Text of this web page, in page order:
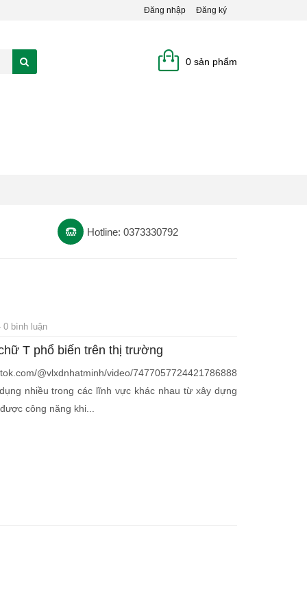
Đăng nhập Đăng ký
0 sản phẩm
Hotline: 0373330792
0 bình luận
T phổ biến trên thị trường
@vlxdnhatminh/video/7477057724421786888
nhiều trong các lĩnh vực khác nhau từ xây dựng
công năng khi...